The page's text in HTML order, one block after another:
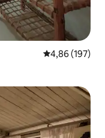
Gemiddelde
4,86 (197)